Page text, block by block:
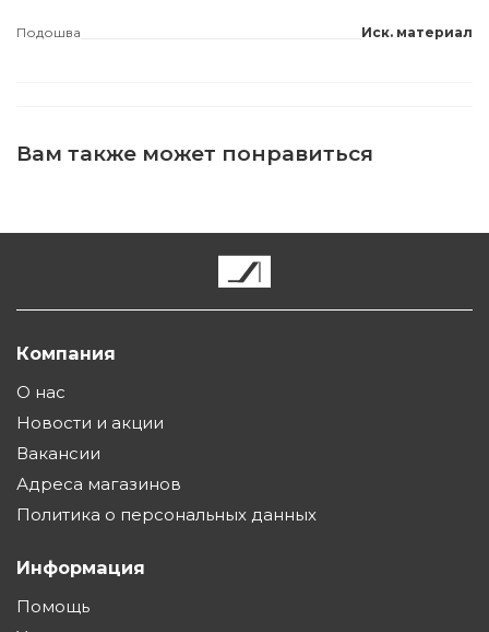
Подошва Иск. материал
Вам также может понравиться
Компания
О нас
Новости и акции
Вакансии
Адреса магазинов
Политика о персональных данных
Информация
Помощь